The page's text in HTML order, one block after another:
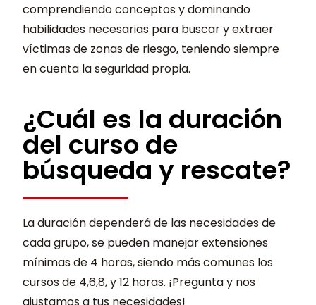
comprendiendo conceptos y dominando
habilidades necesarias para buscar y extraer
víctimas de zonas de riesgo, teniendo siempre
en cuenta la seguridad propia.
¿Cuál es la duración
del curso de
búsqueda y rescate?
La duración dependerá de las necesidades de
cada grupo, se pueden manejar extensiones
mínimas de 4 horas, siendo más comunes los
cursos de 4,6,8, y 12 horas. ¡Pregunta y nos